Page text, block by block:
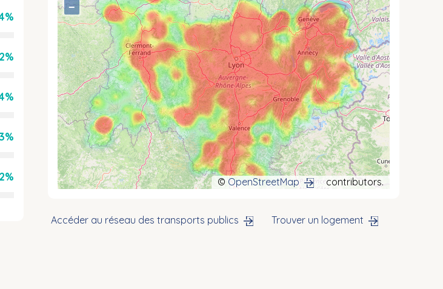
3%
2%
−
© OpenStreetMap contributors.
Accéder au réseau des transports publics Trouver un logement